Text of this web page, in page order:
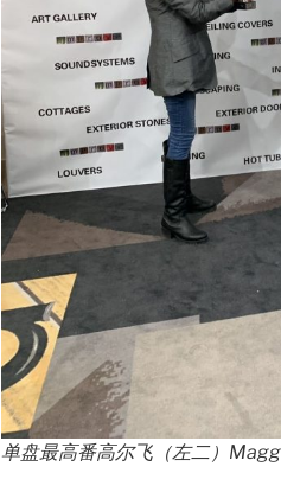
单盘最高番高尔飞（左二）